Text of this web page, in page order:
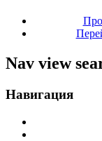
Nav view
Навигация